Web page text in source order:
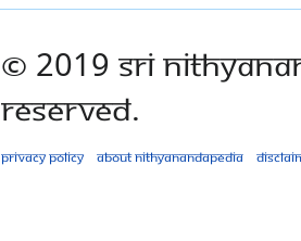
© 2019 Sri
Reserved.
Privacy policy About Nithyanandapedia